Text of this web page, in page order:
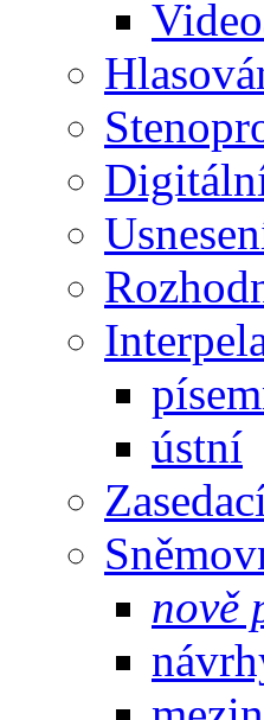
ústní
nově